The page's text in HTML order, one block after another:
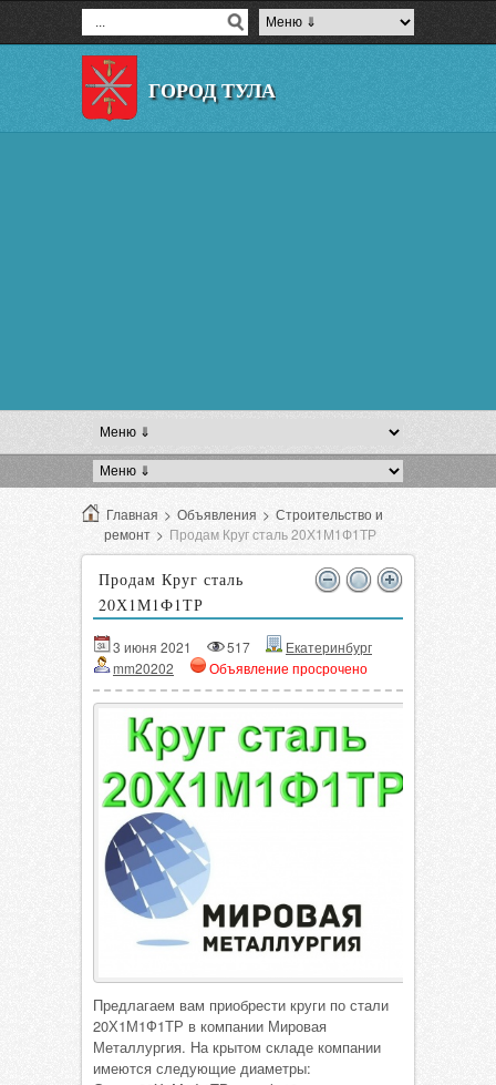
ГОРОД ТУЛА
Главная > Объявления > Строительство и
ремонт > Продам Круг сталь 20Х1М1Ф1ТР
Продам Круг сталь
20Х1М1Ф1ТР
3 июня 2021 517
Екатеринбург
mm20202
Объявление просрочено
Предлагаем вам приобрести круги по стали
20Х1М1Ф1ТР в компании Мировая
Металлургия. На крытом складе компании
имеются следующие диаметры: